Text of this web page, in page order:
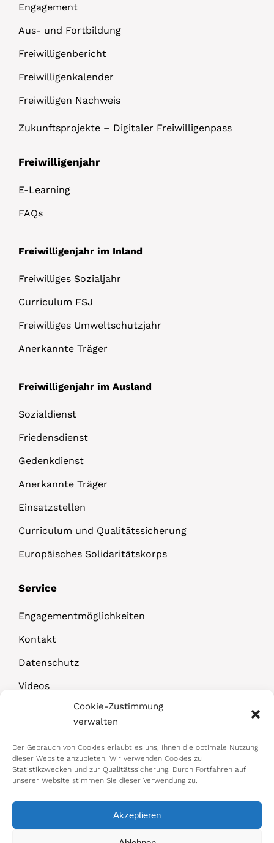
Cookie-Zustimmung
verwalten
Der Gebrauch von Cookies erlaubt es uns, Ihnen die optimale Nutzung
dieser Website anzubieten. Wir verwenden Cookies zu
Statistikzwecken und zur Qualitätssicherung. Durch Fortfahren auf
unserer Website stimmen Sie dieser Verwendung zu.
Akzeptieren
Engagement
Aus- und Fortbildung
Freiwilligenbericht
Freiwilligenkalender
Freiwilligen Nachweis
Zukunftsprojekte – Digitaler Freiwilligenpass
Freiwilligenjahr
E-Learning
FAQs
Freiwilligenjahr im Inland
Freiwilliges Sozialjahr
Curriculum FSJ
Freiwilliges Umweltschutzjahr
Anerkannte Träger
Freiwilligenjahr im Ausland
Sozialdienst
Friedensdienst
Gedenkdienst
Anerkannte Träger
Einsatzstellen
Curriculum und Qualitätssicherung
Europäisches Solidaritätskorps
Service
Engagementmöglichkeiten
Kontakt
Datenschutz
Videos
© 2026 Bundesministerium für Arbeit,